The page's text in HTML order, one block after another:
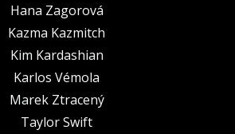
Hana Zagorová
Kazma Kazmitch
Kim Kardashian
Karlos Vémola
Marek Ztracený
Taylor Swift